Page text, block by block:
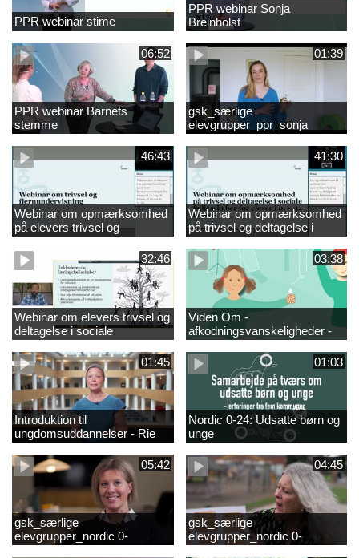
PPR webinar stime
PPR webinar Sonja
Breinholst
06:52
PPR webinar Barnets
stemme
01:39
gsk_særlige
elevgrupper_ppr_sonja
breinholst
46:43
Webinar om opmærksomhed
på elevers trivsel og
fællesskaber i
fjernundervisning 5. – 9. og
10. klasse
41:30
Webinar om opmærksomhed
på trivsel og deltagelse i
sociale fællesskaber for
elever i 0.-4. klasse
32:46
Webinar om elevers trivsel og
deltagelse i sociale
fællesskaber – inspiration og
viden til skoleledere og
ressourcepersoner
03:38
Viden Om -
afkodningsvanskeligheder -
præsentationsfilm
01:45
Introduktion til
ungdomsuddannelser - Rie
Thomsen
01:03
Nordic 0-24: Udsatte børn og
unge
05:42
gsk_særlige
elevgrupper_nordic 0-
24_frederikshavn
04:45
gsk_særlige
elevgrupper_nordic 0-
24_tønder